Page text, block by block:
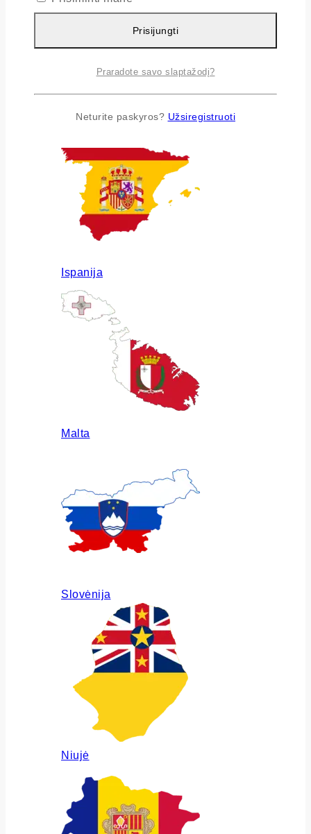
Airija
Ispanija
Malta
Slovėnija
Niujė
Prisijungti
Praradote savo slaptažodį?
Neturite paskyros? Užsiregistruoti